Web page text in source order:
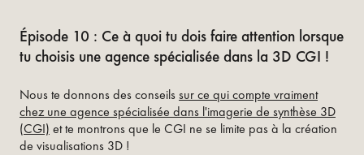
Épisode 10 : Ce à quoi tu dois faire attention lorsque
tu choisis une agence spécialisée dans la 3D CGI !
Nous te donnons des conseilssur ce qui compte vraiment
chez une agence spécialisée dans l'imagerie de synthèse 3D
(CGI) et te montrons que le CGI ne se limite pas à la création
de visualisations 3D !